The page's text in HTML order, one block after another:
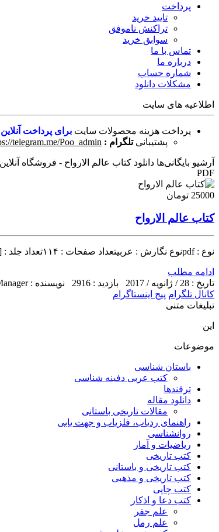
پرداخت
تایید خرید
تراکنش ناموفق
سوابق خرید
تماس با ما
درباره ما
شماره حساب
مشکلات دانلود
اطلاعیه های سایت
پرداخت هزینه محصولات سایت برای پرداخت
پشتیبانی تلگرام : telegram.me/Poo_admin
آرشیو بایگانی‌ها دانلود کتاب عالم الارواح - فروشگاه
PDF
25000 تومان
کتاب عالم الارواح
نوع : pdfنوع نگارش : عربیتعداد صفحات : ۱۱۴تعداد جلد : [...]
ادامه مطلب
تاریخ : 28 / ژانویه / 2017
بازدید : 2916
نویسنده : Manager
کانال تلگرام پیج اینستاگرام
تبلیغات متنی
این
موضوعات
باستان شناسی
کتب عربی دفینه شناسی
ترفندها
دانلود مقاله
مقالات تاریخی باستانی
راهنمای ردیاب، فلزیاب و جهت یابی
روانشناسی
ریاضیات و آمار
کتب تاریخی
کتب تاریخی و باستانی
کتب تاریخی و مذهبی
کتب چاپی
کتب دعا و اذکار
علم جفر
علم رمل